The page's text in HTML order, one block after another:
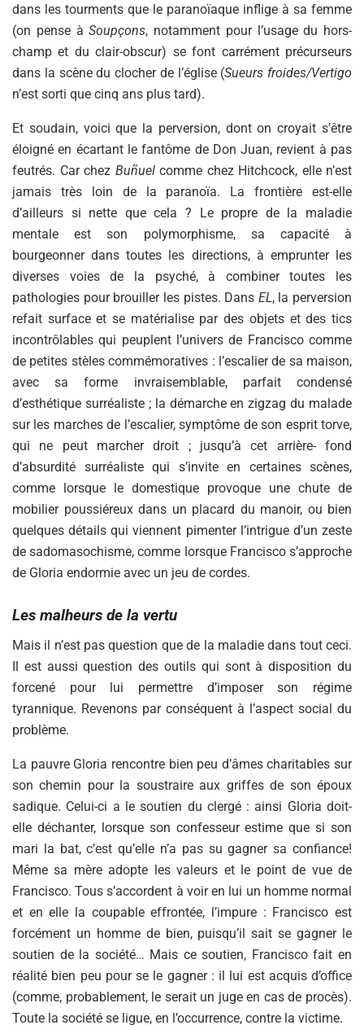
dans les tourments que le paranoïaque inflige à sa femme
(on pense àSoupçons, notamment pour l’usage du hors-
champ et du clair-obscur) se font carrément précurseurs
dans la scène du clocher de l’église (Sueurs froides/Vertigo
n’est sorti que cinq ans plus tard).
Et soudain, voici que la perversion, dont on croyait s’être
éloigné en écartant le fantôme de Don Juan, revient à pas
feutrés. Car chez Buñuel comme chez Hitchcock, elle n’est
jamais très loin de la paranoïa. La frontière est-elle
d’ailleurs si nette que cela ? Le propre de la maladie
mentale est son polymorphisme, sa capacité à
bourgeonner dans toutes les directions, à emprunter les
diverses voies de la psyché, à combiner toutes les
pathologies pour brouiller les pistes. Dans EL, la perversion
refait surface et se matérialise par des objets et des tics
incontrôlables qui peuplent l’univers de Francisco comme
de petites stèles commémoratives : l’escalier de sa maison,
avec sa forme invraisemblable, parfait condensé
d’esthétique surréaliste ; la démarche en zigzag du malade
sur les marches de l’escalier, symptôme de son esprit torve,
qui ne peut marcher droit ; jusqu’à cet arrière- fond
d’absurdité surréaliste qui s’invite en certaines scènes,
comme lorsque le domestique provoque une chute de
mobilier poussiéreux dans un placard du manoir, ou bien
quelques détails qui viennent pimenter l’intrigue d’un zeste
de sadomasochisme, comme lorsque Francisco s’approche
de Gloria endormie avec un jeu de cordes.
Les malheurs de la vertu
Mais il n’est pas question que de la maladie dans tout ceci.
Il est aussi question des outils qui sont à disposition du
forcené pour lui permettre d’imposer son régime
tyrannique. Revenons par conséquent à l’aspect social du
problème.
La pauvre Gloria rencontre bien peu d’âmes charitables sur
son chemin pour la soustraire aux griffes de son époux
sadique. Celui-ci a le soutien du clergé : ainsi Gloria doit-
elle déchanter, lorsque son confesseur estime que si son
mari la bat, c’est qu’elle n’a pas su gagner sa confiance!
Même sa mère adopte les valeurs et le point de vue de
Francisco. Tous s’accordent à voir en lui un homme normal
et en elle la coupable effrontée, l’impure : Francisco est
forcément un homme de bien, puisqu’il sait se gagner le
soutien de la société… Mais ce soutien, Francisco fait en
réalité bien peu pour se le gagner : il lui est acquis d’office
(comme, probablement, le serait un juge en cas de procès).
Toute la société se ligue, en l’occurrence, contre la victime.